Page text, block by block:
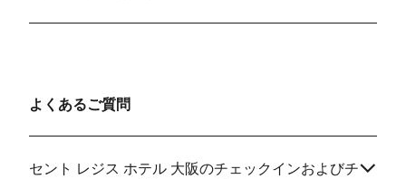
よくあるご質問
セント レジス ホテル 大阪のチェックインおよびチ